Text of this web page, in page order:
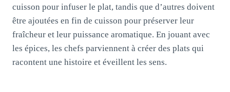
cuisson pour infuser le plat, tandis que d’autres doivent
être ajoutées en fin de cuisson pour préserver leur
fraîcheur et leur puissance aromatique. En jouant avec
les épices, les chefs parviennent à créer des plats qui
racontent une histoire et éveillent les sens.